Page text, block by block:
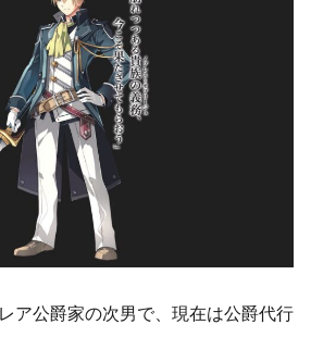
ア公爵家の次男で、現在は公爵代行